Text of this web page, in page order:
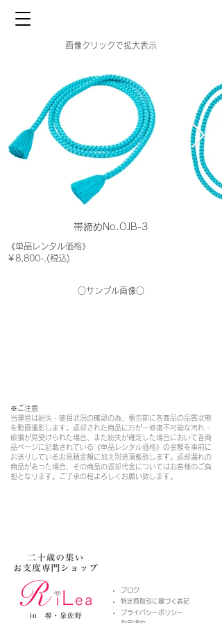
画像クリックで拡大表示
帯締めNo.OJB-3
《単品レンタル価格》
￥8,800-.(税込)
○サンプル画像○
※ご注意​
当運営は紛失・破損状況の確認の為、梱包前に各商品の品質状態
を動画撮影します。返却された商品に万が一修復不可能な汚れ・
破損が見受けられた場合、また紛失が確定した場合において各商
品ページに記載されている《単品レンタル価格》の金額を事前に
お送りしているお見積金額に加え別途頂戴致します。返却漏れの
商品があった場合、その商品の返却代金についてはお客様のご負
担となります。ご了承の程よろしくお願い致します。
​ブログ
特定商取引に基づく表記
プライバシーポリシー